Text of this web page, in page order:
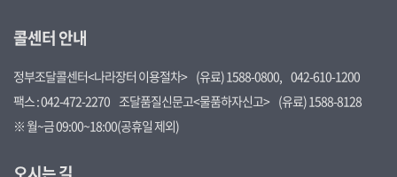
콜센터 안내
정부조달콜센터<나라장터 이용절차> (유료) 1588-0800, 042-610-1200
팩스 : 042-472-2270 조달품질신문고<물품하자신고> (유료) 1588-8128
※ 월~금 09:00~18:00(공휴일 제외)